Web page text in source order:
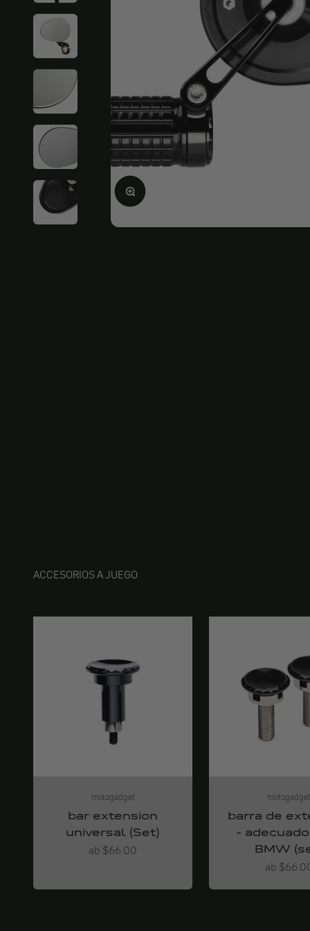
Ampliar la imagen
ACCESORIOS A JUEGO
motogadget
bar extension
universal (Set)
Angebot
ab $66.00
motogadget
barra de
-
BMW
Angebot
ab